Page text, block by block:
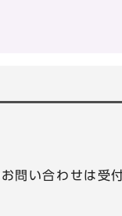
問い合わせは受